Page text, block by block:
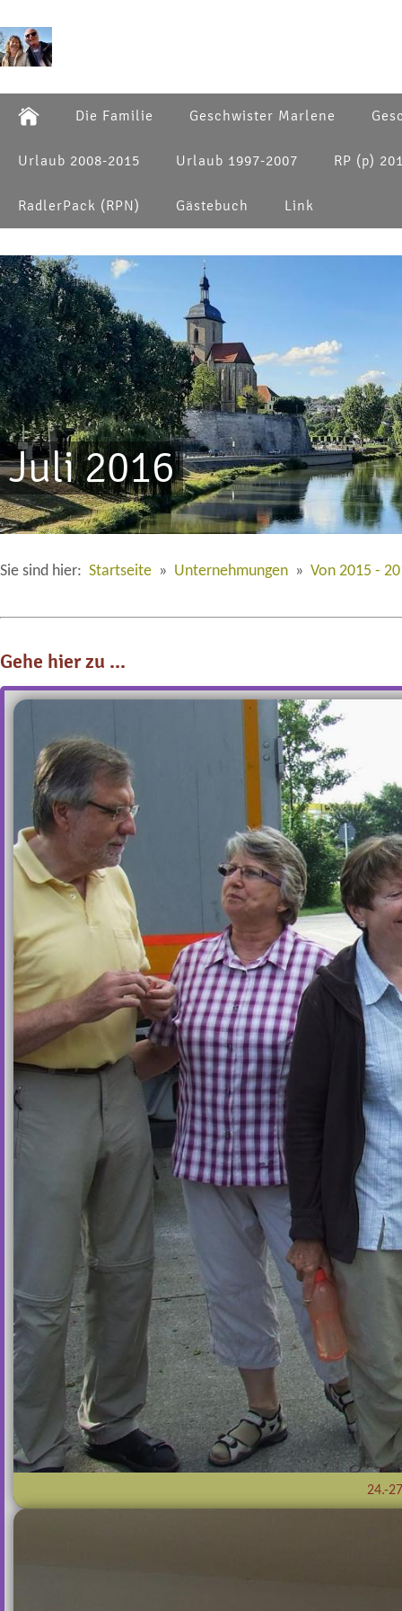
Die Familie Geschwister Marlene
Urlaub 2008-2015 Urlaub 1997-2007 RP (p)
RadlerPack (RPN) Gästebuch Link
Juli 2016
Sie sind hier: Startseite » Unternehmungen » Von 2015 -
Gehe hier zu ...
24.-